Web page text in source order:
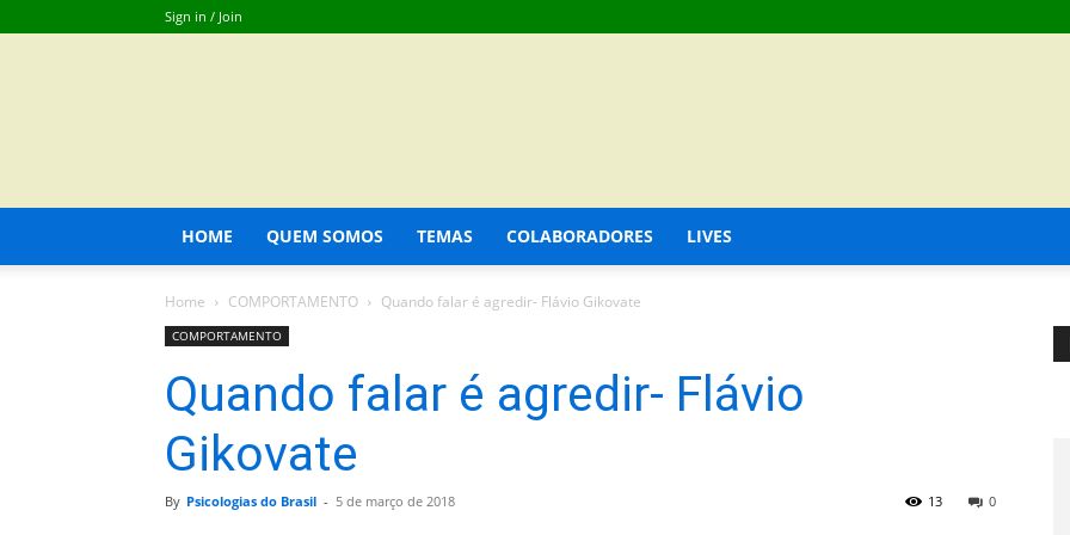
Sign in / Join
HOME QUEM SOMOS TEMAS COLABORADORES LIVES
Home COMPORTAMENTO Quando falar é agredir- Flávio Gikovate
COMPORTAMENTO
Quando falar é agredir- Flávio
Gikovate
By Psicologias do Brasil - 5 de março de 2018 0
13